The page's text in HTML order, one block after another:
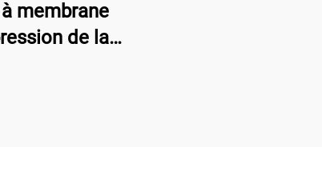
membrane
de la